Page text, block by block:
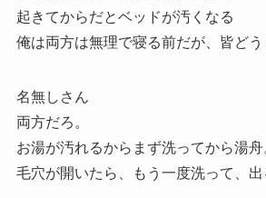
起きてからだとベッドが汚くなる
俺は両方は無理で寝る前だが、皆ど
名無しさん
両方だろ。
お湯が汚れるからまず洗ってから湯舟
毛穴が開いたら、もう一度洗って、出